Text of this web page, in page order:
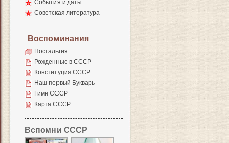
События и даты
Советская литература
Воспоминания
Ностальгия
Рожденные в СССР
Конституция СССР
Наш первый Букварь
Гимн СССР
Карта СССР
Вспомни СССР